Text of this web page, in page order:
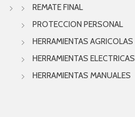
REMATE FINAL
PROTECCION PERSONAL
HERRAMIENTAS AGRICOLAS
HERRAMIENTAS ELECTRICAS
HERRAMIENTAS MANUALES